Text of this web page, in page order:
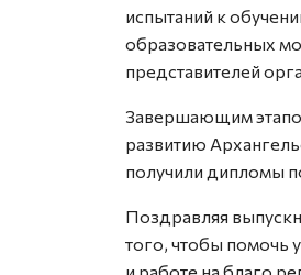
испытаний к
образовательных
представителей
Завершающим
развитию
получили дипломы
Поздравляя
того, чтобы помочь
и работе на благо